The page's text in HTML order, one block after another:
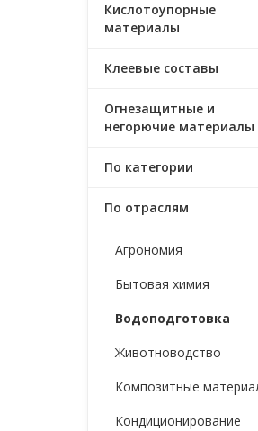
Кислотоупорные
материалы
Клеевые составы
Огнезащитные и
негорючие материалы
По категории
По отраслям
Агрономия
Бытовая химия
Водоподготовка
Животноводство
Композитные
Кондиционирование